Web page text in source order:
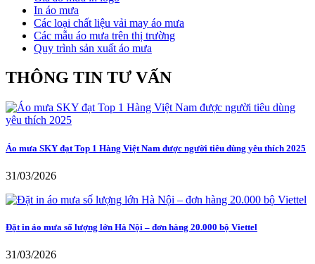
In áo mưa
Các loại chất liệu vải may áo mưa
Các mẫu áo mưa trên thị trường
Quy trình sản xuất áo mưa
THÔNG TIN TƯ VẤN
Áo mưa SKY đạt Top 1 Hàng Việt Nam được người tiêu dùng yêu thích 2025
31/03/2026
Đặt in áo mưa số lượng lớn Hà Nội – đơn hàng 20.000 bộ Viettel
31/03/2026